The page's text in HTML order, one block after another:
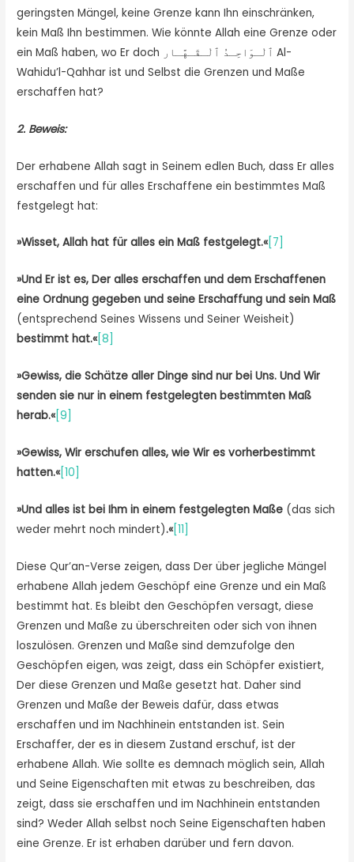
geringsten Mängel, keine Grenze kann Ihn einschränken,
kein Maß Ihn bestimmen. Wie könnte Allah eine Grenze oder
ein Maß haben, wo Er doch ٱلْـوَاحِـدُ ٱلْـقَـهَّـار Al-
Wahidu’l-Qahhar ist und Selbst die Grenzen und Maße
erschaffen hat?
2. Beweis:
Der erhabene Allah sagt in Seinem edlen Buch, dass Er alles
erschaffen und für alles Erschaffene ein bestimmtes Maß
festgelegt hat:
»Wisset, Allah hat für alles ein Maß festgelegt.«[7]
»Und Er ist es, Der alles erschaffen und dem Erschaffenen
eine Ordnung gegeben und seine Erschaffung und sein Maß
(entsprechend Seines Wissens und Seiner Weisheit)
bestimmt hat.«[8]
»Gewiss, die Schätze aller Dinge sind nur bei Uns. Und Wir
senden sie nur in einem festgelegten bestimmten Maß
herab.«[9]
»Gewiss, Wir erschufen alles, wie Wir es vorherbestimmt
hatten.«[10]
»Und alles ist bei Ihm in einem festgelegten Maße (das sich
weder mehrt noch mindert).«[11]
Diese Qur’an-Verse zeigen, dass Der über jegliche Mängel
erhabene Allah jedem Geschöpf eine Grenze und ein Maß
bestimmt hat. Es bleibt den Geschöpfen versagt, diese
Grenzen und Maße zu überschreiten oder sich von ihnen
loszulösen. Grenzen und Maße sind demzufolge den
Geschöpfen eigen, was zeigt, dass ein Schöpfer existiert,
Der diese Grenzen und Maße gesetzt hat. Daher sind
Grenzen und Maße der Beweis dafür, dass etwas
erschaffen und im Nachhinein entstanden ist. Sein
Erschaffer, der es in diesem Zustand erschuf, ist der
erhabene Allah. Wie sollte es demnach möglich sein, Allah
und Seine Eigenschaften mit etwas zu beschreiben, das
zeigt, dass sie erschaffen und im Nachhinein entstanden
sind? Weder Allah selbst noch Seine Eigenschaften haben
eine Grenze. Er ist erhaben darüber und fern davon.